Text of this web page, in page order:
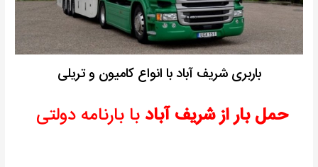
باربری شریف آباد با انواع کامیون و تریلی
حمل بار از شریف آباد با بارنامه دولتی